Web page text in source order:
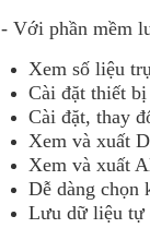
- Với phần mềm
Xem số liệu
Cài đặt thiết
Cài đặt, thay
Xem và xuất
Xem và xuất
Dễ dàng chọn
Lưu dữ liệu tự